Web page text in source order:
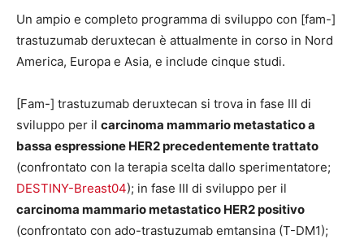
Un ampio e completo programma di sviluppo con [fam-]
trastuzumab deruxtecan è attualmente in corso in Nord
America, Europa e Asia, e include cinque studi.
[Fam-] trastuzumab deruxtecan si trova in fase III di
sviluppo per il carcinoma mammario metastatico a
bassa espressione HER2 precedentemente trattato
(confrontato con la terapia scelta dallo sperimentatore;
DESTINY-Breast04); in fase III di sviluppo per il
carcinoma mammario metastatico HER2 positivo
(confrontato con ado-trastuzumab emtansina (T-DM1);